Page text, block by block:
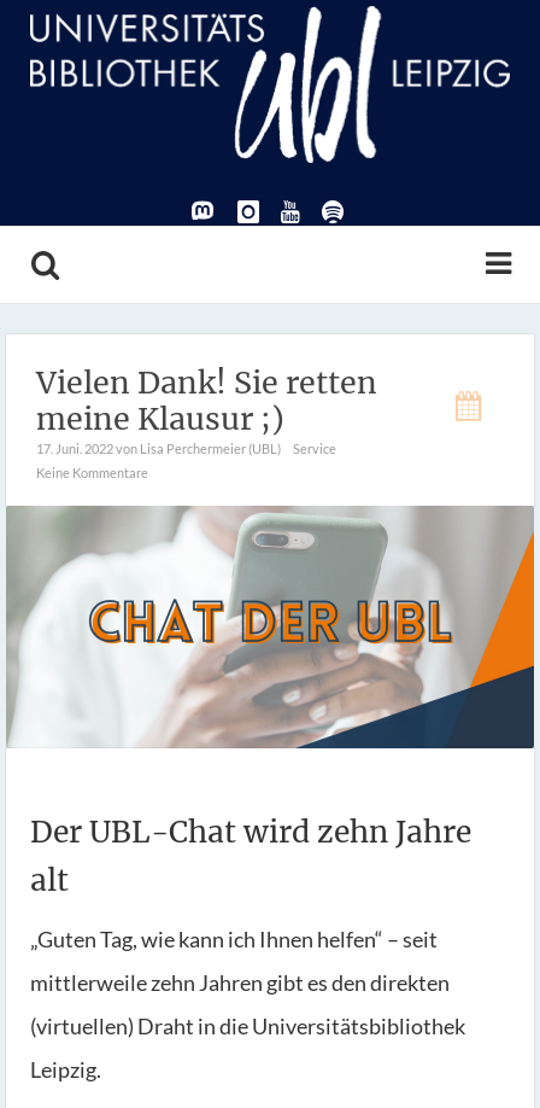
Vielen Dank! Sie retten
meine Klausur ;)
17. Juni. 2022von Lisa Perchermeier (UBL)
Service
Keine Kommentare
Der UBL-Chat wird zehn Jahre
alt
„Guten Tag, wie kann ich Ihnen helfen“ – seit
mittlerweile zehn Jahren gibt es den direkten
(virtuellen) Draht in die Universitätsbibliothek
Leipzig.